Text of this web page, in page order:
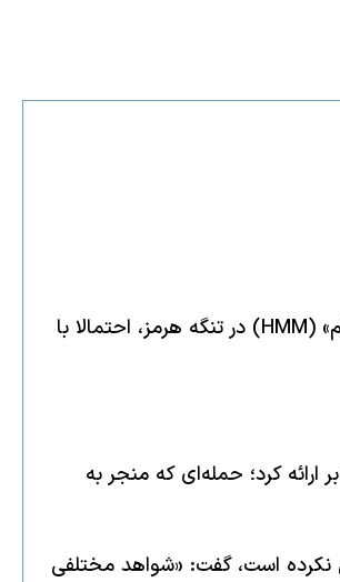
وزارت امور خارجه کره جنوبی روز چهارشنبه اعلام کرد حمله اوایل ماه جاری به یک کشتی باری تحت مدیریت شرکت کشتیرانی کره‌ای «اچ‌ام‌ام» (HMM) در تنگه هرمز، احتمالا با
اعلام نتایج تحقیقات دولت درباره حمله ۴ مه به این کشتی فله‌بر ارائه کرد؛ حمله‌ای که منجر به
نکرده است، گفت: «شواهد مختلفی